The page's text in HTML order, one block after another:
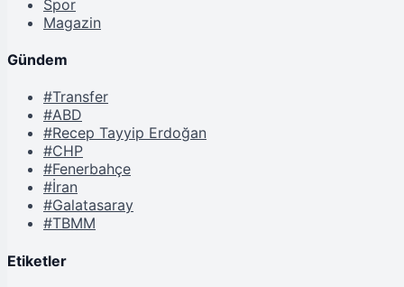
Spor
Magazin
Gündem
#Transfer
#ABD
#Recep Tayyip Erdoğan
#CHP
#Fenerbahçe
#İran
#Galatasaray
#TBMM
Etiketler